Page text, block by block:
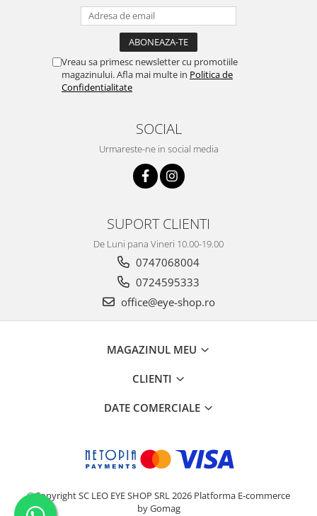
Vreau sa primesc newsletter cu promotiile
magazinului. Afla mai multe in Politica de
Confidentialitate
SOCIAL
Urmareste-ne in social media
SUPORT CLIENTI
De Luni pana Vineri 10.00-19.00
0747068004
0724595333
office@eye-shop.ro
MAGAZINUL MEU
CLIENTI
DATE COMERCIALE
©Copyright SC LEO EYE SHOP SRL 2026 Platforma E-commerce
by Gomag